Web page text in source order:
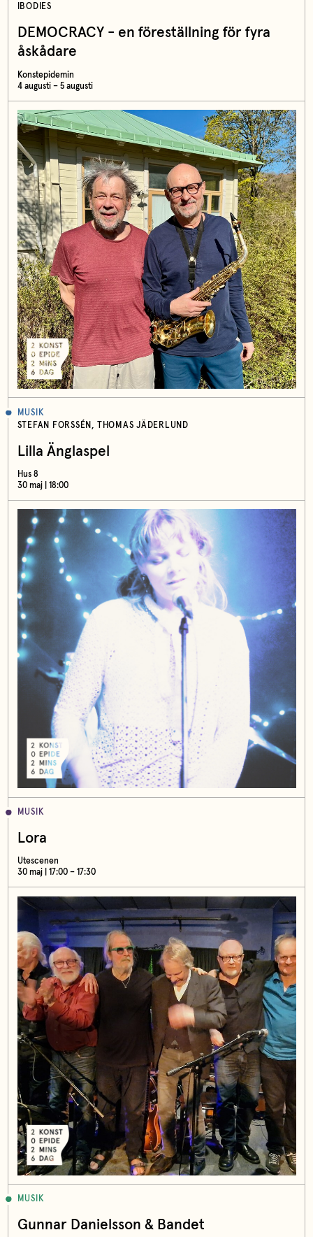
IBODIES
DEMOCRACY - en föreställning för fyra
åskådare
Konstepidemin
4 augusti – 5 augusti
MUSIK
STEFAN FORSSÉN, THOMAS JÄDERLUND
Lilla Änglaspel
Hus 8
30 maj | 18:00
MUSIK
Lora
Utescenen
30 maj | 17:00 – 17:30
MUSIK
Gunnar Danielsson & Bandet